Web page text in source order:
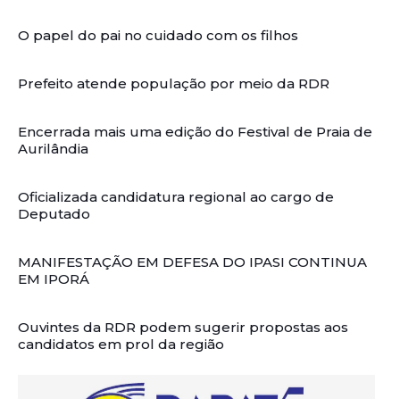
O papel do pai no cuidado com os filhos
Prefeito atende população por meio da RDR
Encerrada mais uma edição do Festival de Praia de
Aurilândia
Oficializada candidatura regional ao cargo de
Deputado
MANIFESTAÇÃO EM DEFESA DO IPASI CONTINUA
EM IPORÁ
Ouvintes da RDR podem sugerir propostas aos
candidatos em prol da região